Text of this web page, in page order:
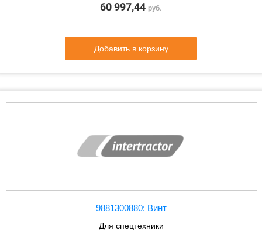
60 997,44 руб.
Добавить в корзину
9881300880: Винт
Для спецтехники